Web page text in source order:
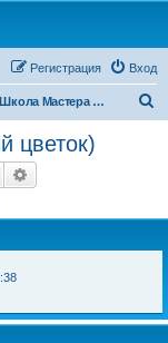
Вход
Регистрация
Школа Мастера Игры (Огненный цветок)
цветок)
Поиск